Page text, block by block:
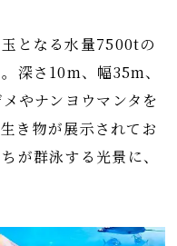
となる水量7500tの
深さ10m、幅35m、
やナンヨウマンタを
き物が展示されてお
が群泳する光景に、